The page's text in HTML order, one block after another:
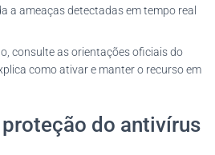
a ameaças detectadas em tempo real
consulte as orientações oficiais do
como ativar e manter o recurso em
do antivírus